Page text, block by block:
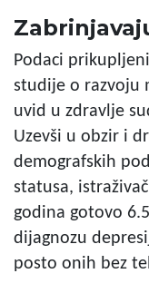
Podaci
studije o razvoju
uvid u zdravlje
Uzevši u obzir i
demografskih
statusa,
godina gotovo
dijagnozu
posto onih bez